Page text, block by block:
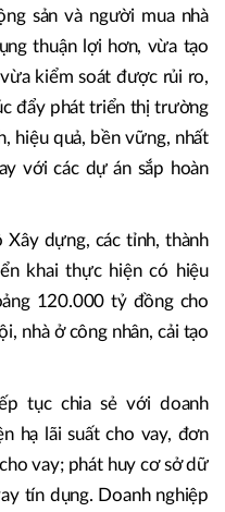
cho khách hàng gặp khó
động kinh doanh trái
hàng, Thủ tướng yêu cầu
vay tín dụng đối với các
pháp phù hợp, hiệu quả
sản và người mua nhà
thuận lợi hơn, vừa tạo
đẩy phát triển thị trường
hiệu quả, bền vững, nhất
với các dự án sắp hoàn
khai thực hiện có hiệu
120.000 tỷ đồng cho
nhà ở công nhân, cải tạo